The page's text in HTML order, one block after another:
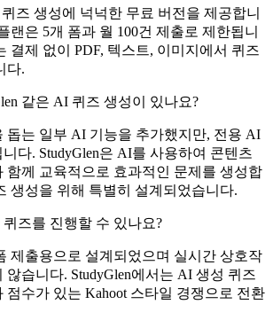
즈 생성에 넉넉한 무료 버전을 제공합니
랜은 5개 폼과 월 100건 제출로 제한됩니
결제 없이 PDF, 텍스트, 이미지에서 퀴즈
다.
같은 AI 퀴즈 생성이 있나요?
돕는 일부 AI 기능을 추가했지만, 전용 AI
다. StudyGlen은 AI를 사용하여 콘텐츠
함께 교육적으로 효과적인 문제를 생성합
생성을 위해 특별히 설계되었습니다.
퀴즈를 진행할 수 있나요?
제출용으로 설계되었으며 실시간 상호작
않습니다. StudyGlen에서는 AI 생성 퀴즈
점수가 있는 Kahoot 스타일 경쟁으로 전환